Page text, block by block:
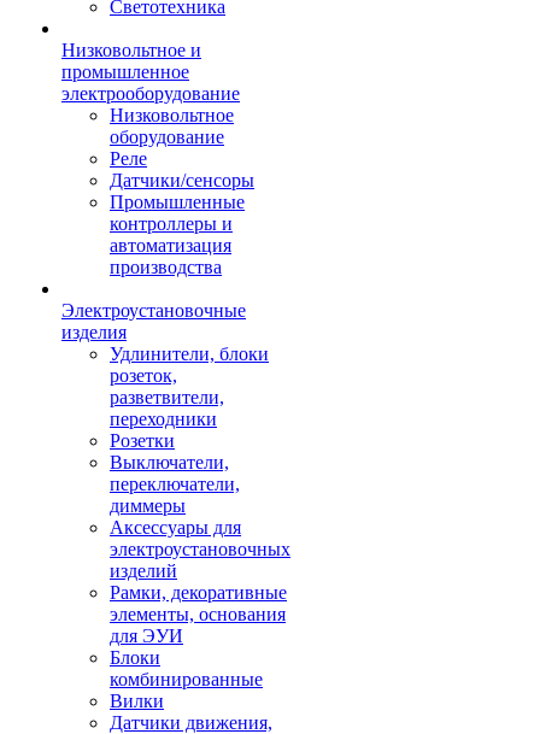
Светотехника
Низковольтное и
промышленное
электрооборудование
Низковольтное
оборудование
Реле
Датчики/сенсоры
Промышленные
контроллеры и
автоматизация
производства
Электроустановочные
изделия
Удлинители, блоки
розеток,
разветвители,
переходники
Розетки
Выключатели,
переключатели,
диммеры
Аксессуары для
электроустановочных
изделий
Рамки, декоративные
элементы, основания
для ЭУИ
Блоки
комбинированные
Вилки
Датчики движения,